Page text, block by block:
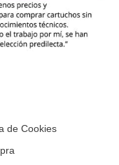
de Cookies